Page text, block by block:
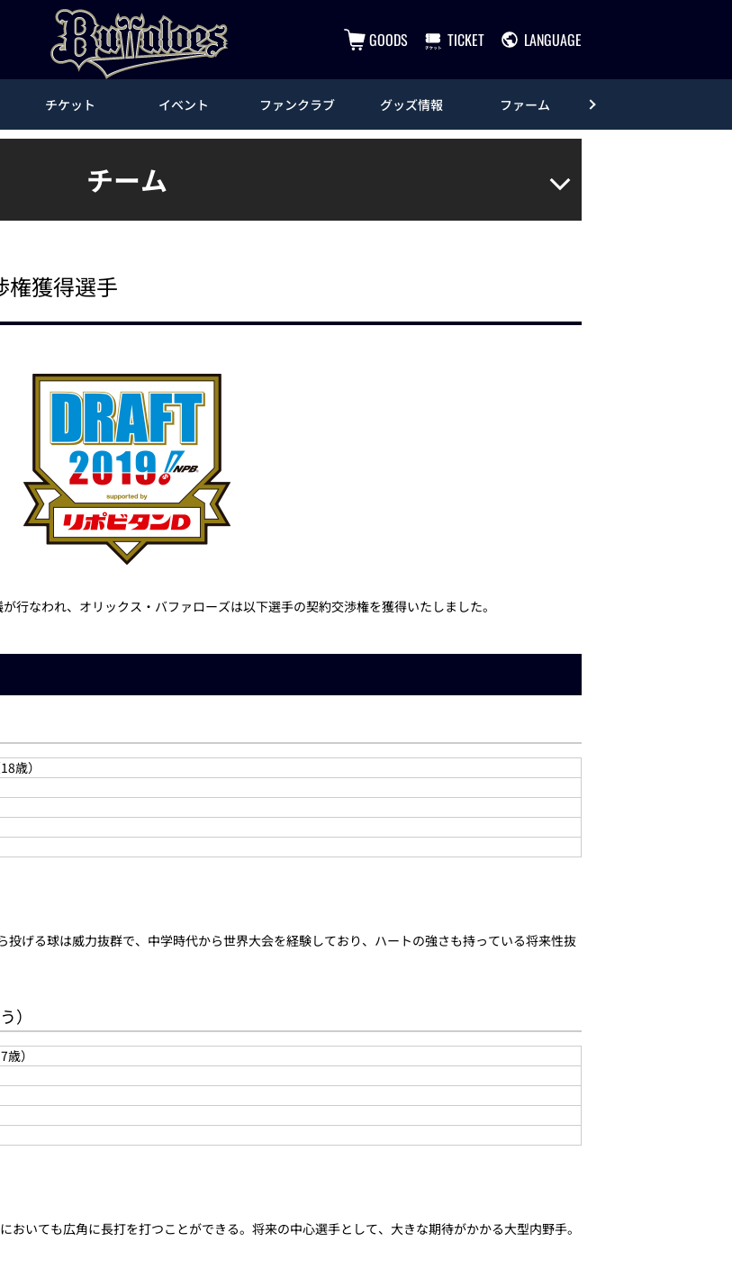
GOODS TICKET LANGUAGE
チケット イベント ファンクラブ グッズ情報 ファーム
チーム
権獲得選手
行なわれ、オリックス・バファローズは以下選手の契約交渉権を獲得いたしました。
歳）
げる球は威力抜群で、中学時代から世界大会を経験しており、ハートの強さも持っている将来性抜
）
）
いても広角に長打を打つことができる。将来の中心選手として、大きな期待がかかる大型内野手。